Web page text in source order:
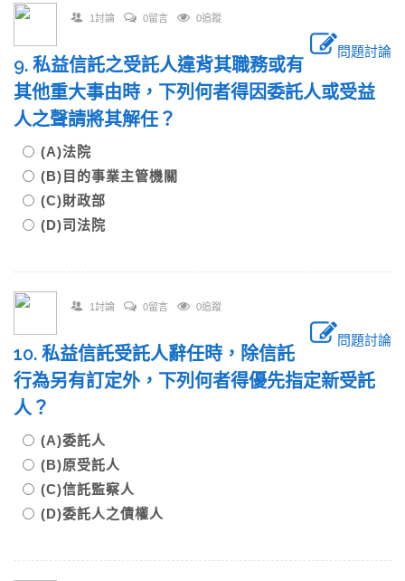
1討論 0留言 0追蹤
問題討論
9. 私益信託之受託人違背其職務或有
其他重大事由時，下列何者得因委託人或受益
人之聲請將其解任？
(A)法院
(B)目的事業主管機關
(C)財政部
(D)司法院
1討論 0留言 0追蹤
問題討論
10. 私益信託受託人辭任時，除信託
行為另有訂定外，下列何者得優先指定新受託
人？
(A)委託人
(B)原受託人
(C)信託監察人
(D)委託人之債權人